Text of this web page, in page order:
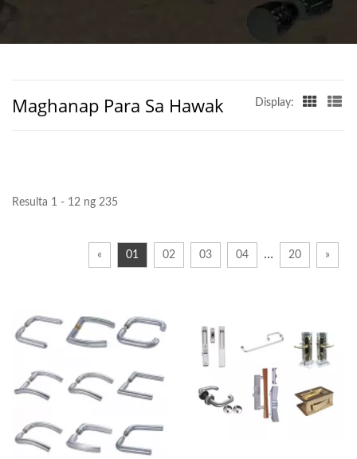
HARDWARE CO.
Maghanap Para Sa Hawak Display:
Resulta 1 - 12 ng 235
« 01 02 03 04 … 20 »